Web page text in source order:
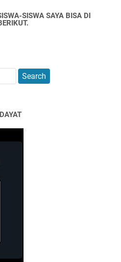
SISWA SAYA BISA DI